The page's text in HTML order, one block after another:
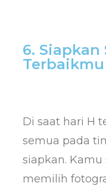
6. Siapkan
Terbaikmu
Di saat hari H
semua pada
siapkan. Kamu
memilih